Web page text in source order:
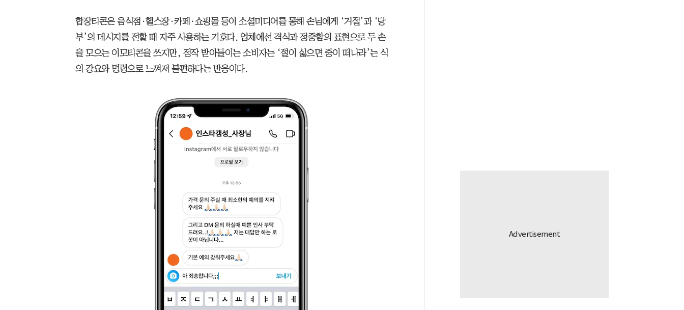
합장티콘은 음식점·헬스장·카페·쇼핑몰 등이 소셜미디어를 통해 손님에게 ‘거절’과 ‘당
부’의 메시지를 전할 때 자주 사용하는 기호다. 업체에선 격식과 정중함의 표현으로 두 손
을 모으는 이모티콘을 쓰지만, 정작 받아들이는 소비자는 ‘절이 싫으면 중이 떠나라’는 식
의 강요와 명령으로 느껴져 불편하다는 반응이다.